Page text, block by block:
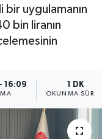
bir uygulamanın
bin liranın
16:09 1 DK
OKUNMA